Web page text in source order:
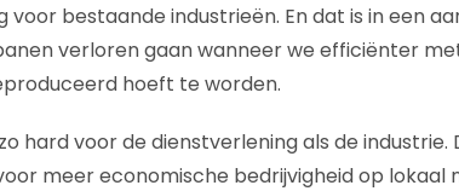
voor bestaande industrieën. En dat is in een
verloren gaan wanneer we efficiënter
hoeft te worden.
hard voor de dienstverlening als de industrie.
meer economische bedrijvigheid op lokaal